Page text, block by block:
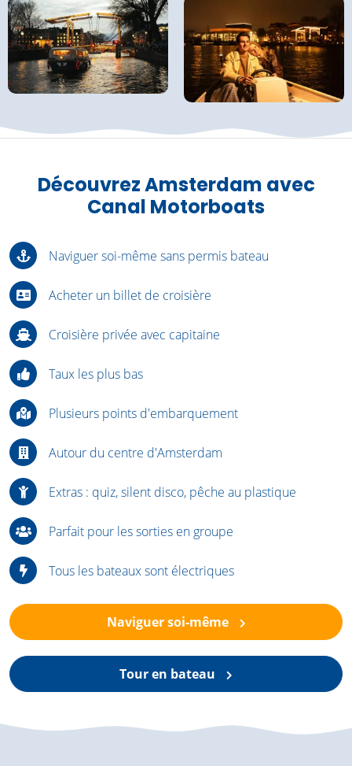
Découvrez Amsterdam avec
Canal Motorboats
Naviguer soi-même sans permis bateau
Acheter un billet de croisière
Croisière privée avec capitaine
Taux les plus bas
Plusieurs points d'embarquement
Autour du centre d'Amsterdam
Extras : quiz, silent disco, pêche au plastique
Parfait pour les sorties en groupe
Tous les bateaux sont électriques
Naviguer soi-même
Tour en bateau